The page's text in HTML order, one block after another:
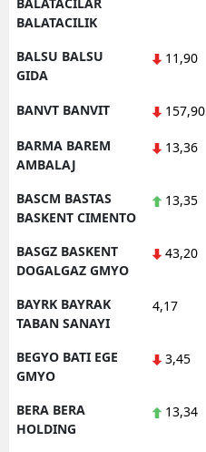
BALATACILIK
BALSU BALSU
GIDA
11,90
BANVT BANVIT 157,90
BARMA BAREM
AMBALAJ
13,36
BASCM BASTAS
BASKENT CIMENTO
13,35
BASGZ BASKENT
DOGALGAZ GMYO
43,20
BAYRK BAYRAK
TABAN SANAYI
4,17
BEGYO BATI EGE
GMYO
3,45
BERA BERA
HOLDING
13,34